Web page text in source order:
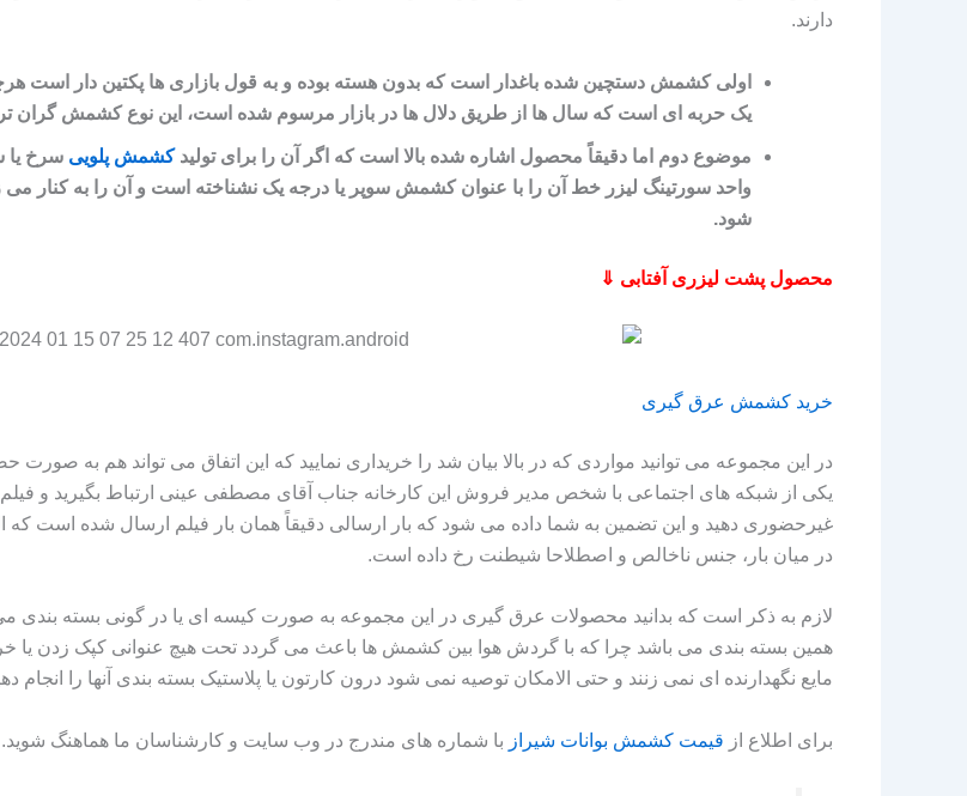
دارند.
اولی کشمش دستچین شده باغدار است که بدون هسته بوده و به قول بازاری‌ ها پکتین دار است
یک حربه‌ ای است که سال‌ ها از طریق دلال‌ ها در بازار مرسوم شده است، این نوع کشمش
موضوع دوم اما دقیقاً محصول اشاره شده بالا است که اگر آن را برای تولیدکشمش پلویی سرخ یا
واحد سورتینگ لیزر خط آن را با عنوان کشمش سوپر یا درجه یک نشناخته است و آن را به کنار
شود.
محصول پشت لیزری آفتابی ⇓
خرید کشمش عرق گیری
در این مجموعه می‌ توانید مواردی که در بالا بیان شد را خریداری نمایید که این اتفاق می‌ تواند هم به صورت
یکی از شبکه‌ های اجتماعی با شخص مدیر فروش این کارخانه جناب آقای مصطفی عینی ارتباط بگیرید و
غیرحضوری دهید و این تضمین به شما داده می‌ شود که بار ارسالی دقیقاً همان بار فیلم ارسال شده است که
در میان بار، جنس ناخالص و اصطلاحا شیطنت رخ داده است.
همین بسته‌ بندی می‌ باشد چرا که با گردش هوا بین کشمش‌ ها باعث می‌ گردد تحت هیچ عنوانی کپک زدن یا
مایع نگهدارنده ای نمی‌ زنند و حتی الامکان توصیه نمی‌ شود درون کارتون یا پلاستیک بسته‌ بندی آنها را انجام
برای اطلاع از قیمت کشمش بوانات شیراز با شماره های مندرج در وب سایت و کارشناسان ما هماهنگ شوید.